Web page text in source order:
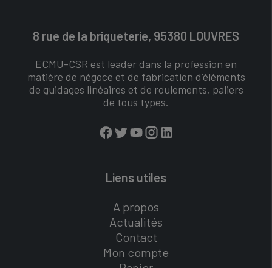
8 rue de la briqueterie, 95380 LOUVRES
ECMU-CSR est leader dans la profession en
matière de négoce et de fabrication d’éléments
de guidages linéaires et de roulements, paliers
de tous types.
Liens utiles
A propos
Actualités
Contact
Mon compte